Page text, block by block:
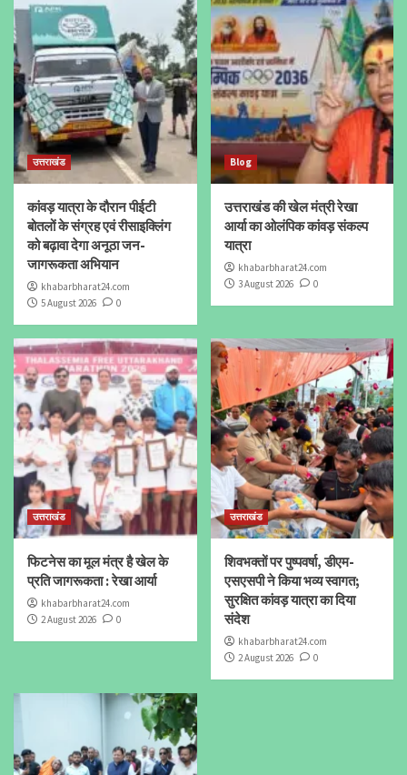
उत्तराखंड
कांवड़ यात्रा के दौरान पीईटी
बोतलों के संग्रह एवं रीसाइक्लिंग
को बढ़ावा देगा अनूठा जन-
जागरूकता अभियान
khabarbharat24.com
5 August 2026
0
Blog
उत्तराखंड की खेल मंत्री रेखा
आर्या का ओलंपिक कांवड़ संकल्प
यात्रा
khabarbharat24.com
3 August 2026
0
उत्तराखंड
फिटनेस का मूल मंत्र है खेल के
प्रति जागरूकता : रेखा आर्या
khabarbharat24.com
2 August 2026
0
उत्तराखंड
शिवभक्तों पर पुष्पवर्षा, डीएम-
एसएसपी ने किया भव्य स्वागत;
सुरक्षित कांवड़ यात्रा का दिया
संदेश
khabarbharat24.com
2 August 2026
0